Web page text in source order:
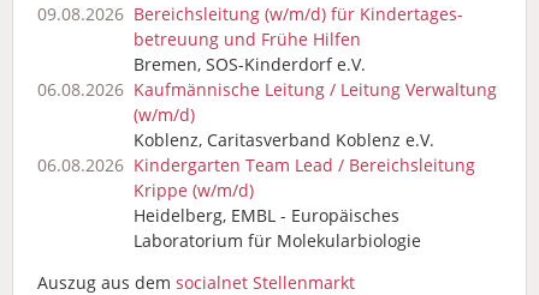
09.08.2026 Bereichsleitung (w/m/d) für Kindertages­
betreuung und Frühe Hilfen
Bremen, SOS-Kinderdorf e.V.
06.08.2026 Kaufmännische Leitung / Leitung Verwaltung
(w/m/d)
Koblenz, Caritasverband Koblenz e.V.
06.08.2026 Kindergarten Team Lead / Bereichsleitung
Krippe (w/m/d)
Heidelberg, EMBL - Europäisches
Laboratorium für Molekularbiologie
Auszug aus dem socialnet Stellenmarkt